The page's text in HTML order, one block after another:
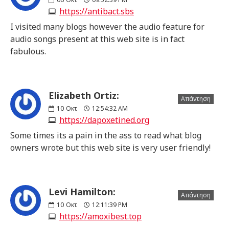
https://antibact.sbs
I visited many blogs however the audio feature for
audio songs present at this web site is in fact
fabulous.
Elizabeth Ortiz:
10 Οκτ 12:54:32 AM
https://dapoxetined.org
Απάντηση
Some times its a pain in the ass to read what blog
owners wrote but this web site is very user friendly!
Levi Hamilton:
10 Οκτ 12:11:39 PM
https://amoxibest.top
Απάντηση